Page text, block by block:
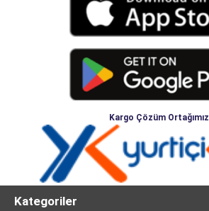
Kargo Çözüm Ortağımız
Kategoriler